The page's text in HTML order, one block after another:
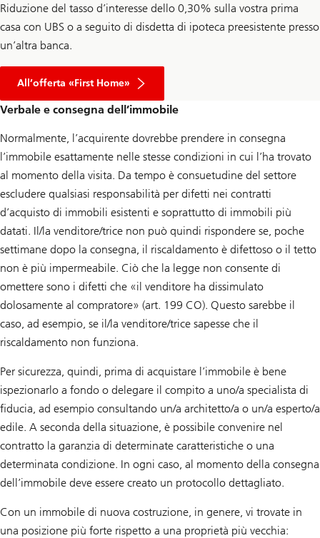
Riduzione del tasso d’interesse dello 0,30% sulla vostra prima
casa con UBS o a seguito di disdetta di ipoteca preesistente presso
un’altra banca.
All’offerta «First Home»
Verbale e consegna dell’immobile
Normalmente, l’acquirente dovrebbe prendere in consegna
l’immobile esattamente nelle stesse condizioni in cui l’ha trovato
al momento della visita. Da tempo è consuetudine del settore
escludere qualsiasi responsabilità per difetti nei contratti
d’acquisto di immobili esistenti e soprattutto di immobili più
datati. Il/la venditore/trice non può quindi rispondere se, poche
settimane dopo la consegna, il riscaldamento è difettoso o il tetto
non è più impermeabile. Ciò che la legge non consente di
omettere sono i difetti che «il venditore ha dissimulato
dolosamente al compratore» (art. 199 CO). Questo sarebbe il
caso, ad esempio, se il/la venditore/trice sapesse che il
riscaldamento non funziona.
Per sicurezza, quindi, prima di acquistare l’immobile è bene
ispezionarlo a fondo o delegare il compito a uno/a specialista di
fiducia, ad esempio consultando un/a architetto/a o un/a esperto/a
edile. A seconda della situazione, è possibile convenire nel
contratto la garanzia di determinate caratteristiche o una
determinata condizione. In ogni caso, al momento della consegna
dell’immobile deve essere creato un protocollo dettagliato.
Con un immobile di nuova costruzione, in genere, vi trovate in
una posizione più forte rispetto a una proprietà più vecchia: